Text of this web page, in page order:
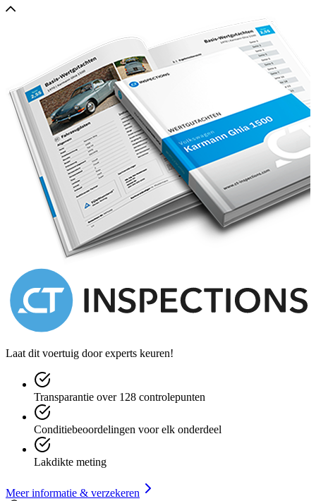
Laat dit voertuig door experts keuren!
Transparantie over 128 controlepunten
Conditiebeoordelingen voor elk onderdeel
Lakdikte meting
Meer informatie & verzekeren